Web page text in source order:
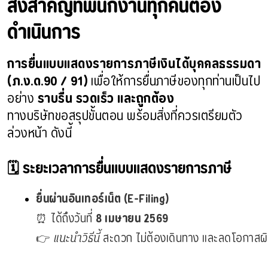
ดำเนินการ
การยื่นแบบแสดงรายการภาษีเงินได้บุคคลธรรมดา
(ภ.ง.ด.90 / 91)เพื่อให้การยื่นภาษีของทุกท่านเป็นไป
อย่างราบรื่น รวดเร็ว และถูกต้อง
ทางบริษัทขอสรุปขั้นตอน พร้อมสิ่งที่ควรเตรียมตัว
ล่วงหน้า ดังนี้
🗓️ ระยะเวลาการยื่นแบบแสดงรายการภาษี
ยื่นผ่านอินเทอร์เน็ต (E-Filing)
⏰ ได้ถึงวันที่ 8 เมษายน 2569
👉 แนะนำวิธีนี้ สะดวก ไม่ต้องเดินทาง และลดโอกา